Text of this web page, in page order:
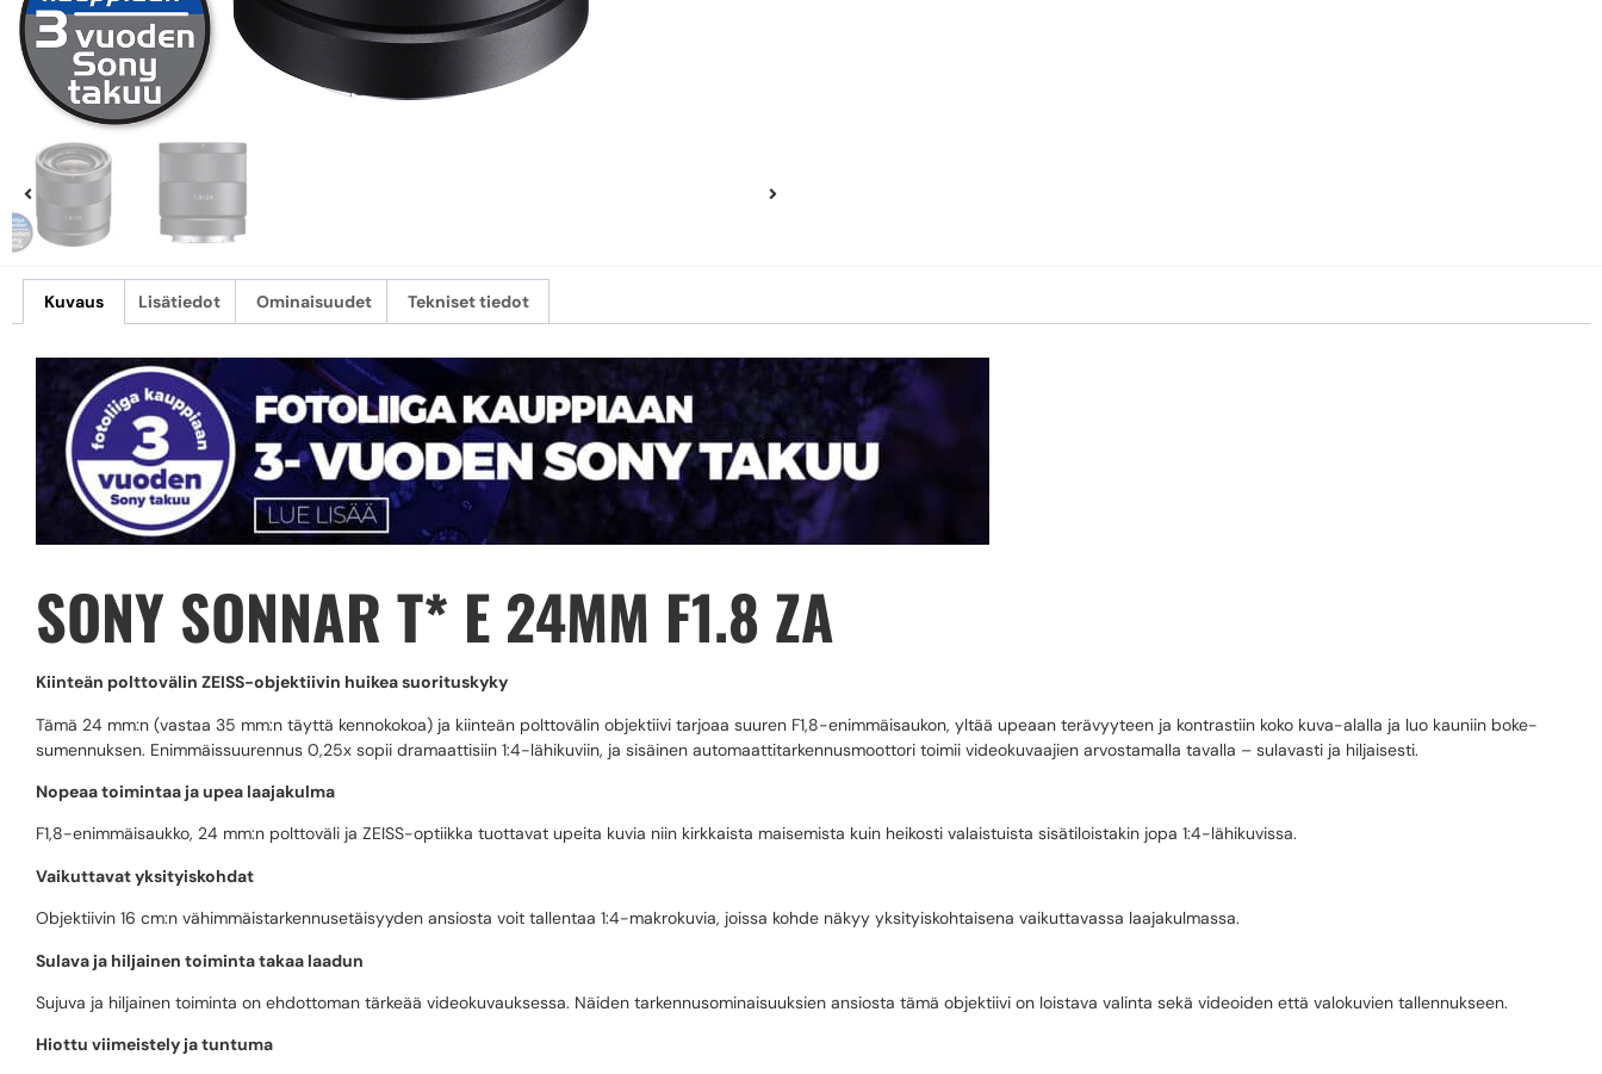
Kuvaus Lisätiedot Ominaisuudet Tekniset tiedot
SONY SONNAR T* E 24MM F1.8 ZA
Kiinteän polttovälin ZEISS-objektiivin huikea suorituskyky
Tämä 24 mm:n (vastaa 35 mm:n täyttä kennokokoa) ja kiinteän polttovälin objektiivi tarjoaa suuren F1,8-enimmäisaukon, yltää upeaan terävyyteen ja kontrastiin koko kuva-alalla ja luo kauniin boke-
sumennuksen. Enimmäissuurennus 0,25x sopii dramaattisiin 1:4-lähikuviin, ja sisäinen automaattitarkennusmoottori toimii videokuvaajien arvostamalla tavalla – sulavasti ja hiljaisesti.
Nopeaa toimintaa ja upea laajakulma
F1,8-enimmäisaukko, 24 mm:n polttoväli ja ZEISS-optiikka tuottavat upeita kuvia niin kirkkaista maisemista kuin heikosti valaistuista sisätiloistakin jopa 1:4-lähikuvissa.
Vaikuttavat yksityiskohdat
Objektiivin 16 cm:n vähimmäistarkennusetäisyyden ansiosta voit tallentaa 1:4-makrokuvia, joissa kohde näkyy yksityiskohtaisena vaikuttavassa laajakulmassa.
Sulava ja hiljainen toiminta takaa laadun
Sujuva ja hiljainen toiminta on ehdottoman tärkeää videokuvauksessa. Näiden tarkennusominaisuuksien ansiosta tämä objektiivi on loistava valinta sekä videoiden että valokuvien tallennukseen.
Hiottu viimeistely ja tuntuma